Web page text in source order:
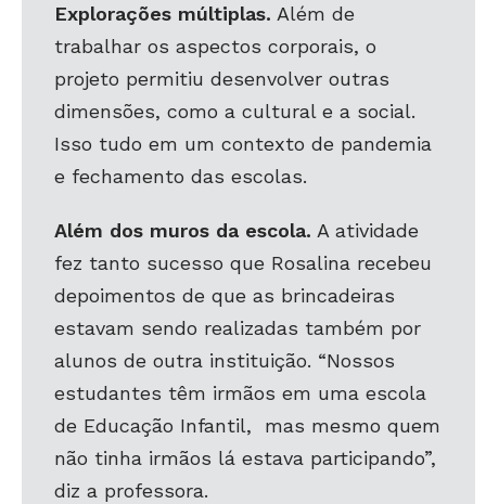
Explorações múltiplas. Além de
trabalhar os aspectos corporais, o
projeto permitiu desenvolver outras
dimensões, como a cultural e a social.
Isso tudo em um contexto de pandemia
e fechamento das escolas.
Além dos muros da escola. A atividade
fez tanto sucesso que Rosalina recebeu
depoimentos de que as brincadeiras
estavam sendo realizadas também por
alunos de outra instituição. “Nossos
estudantes têm irmãos em uma escola
de Educação Infantil, mas mesmo quem
não tinha irmãos lá estava participando”,
diz a professora.